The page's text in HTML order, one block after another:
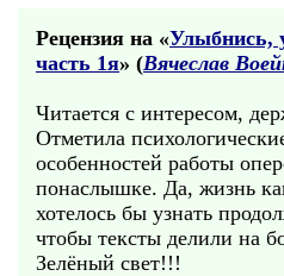
Рецензия на «Улыбнись,
часть 1я» (Вячеслав
Читается с интересом,
Отметила
особенностей работы
понаслышке. Да, жизнь
хотелось бы узнать
чтобы тексты делили на
Зелёный свет!!!